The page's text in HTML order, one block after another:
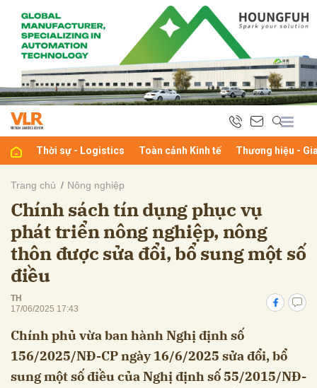
Thời sự - Logistics Toàn cảnh Kinh tế Thương hiệu -
Trang chủ Nông nghiệp
Chính sách tín dụng phục vụ
phát triển nông nghiệp, nông
thôn được sửa đổi, bổ sung một số
điều
TH
17/06/2025 17:43
Chính phủ vừa ban hành Nghị định số
156/2025/NĐ-CP ngày 16/6/2025 sửa đổi, bổ
sung một số điều của Nghị định số 55/2015/NĐ-
luận
Hủy